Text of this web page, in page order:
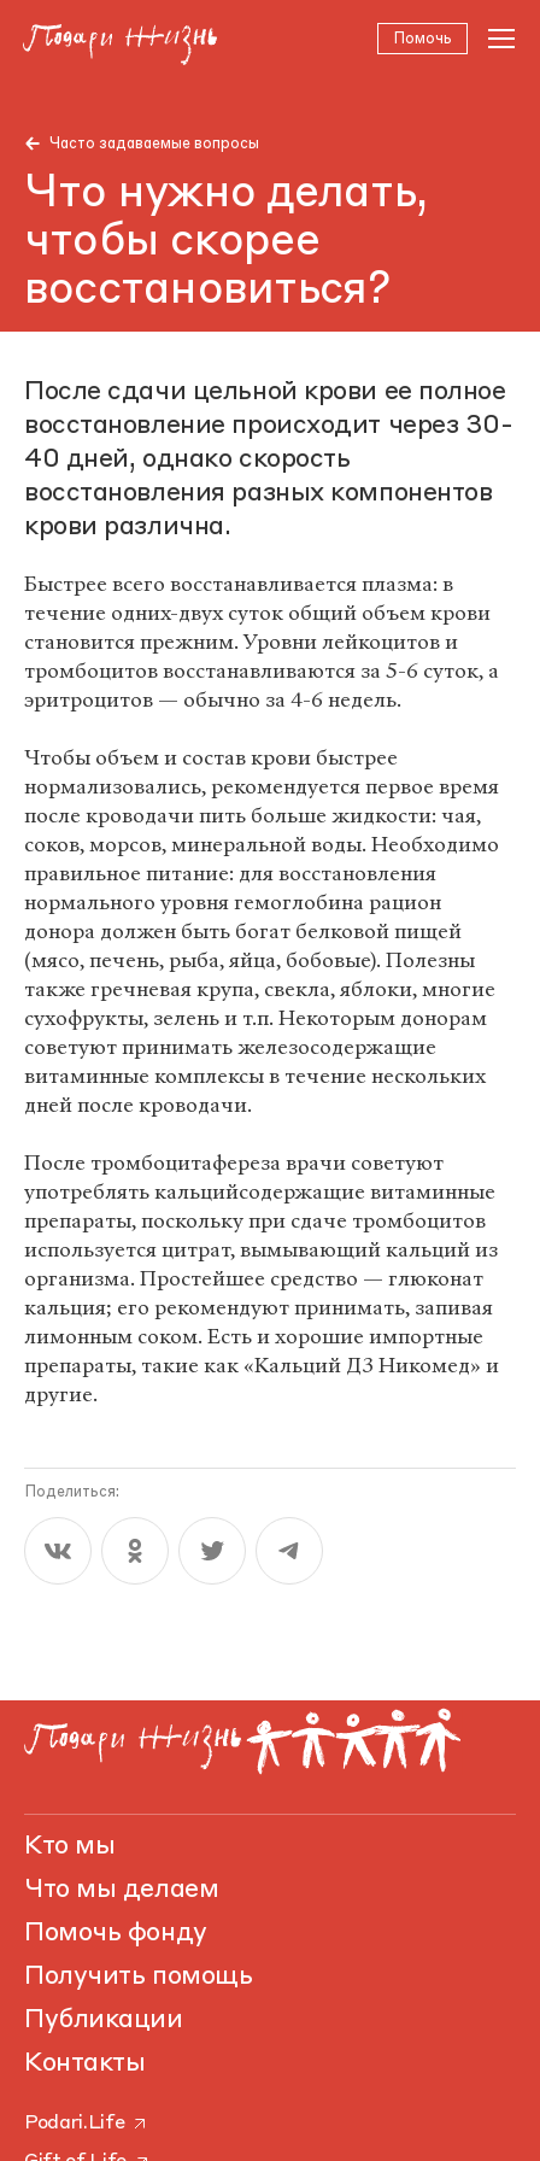
Помочь
Часто задаваемые вопросы
Что нужно делать,
чтобы скорее
восстановиться?
После сдачи цельной крови ее полное
восстановление происходит через 30-
40 дней, однако скорость
восстановления разных компонентов
крови различна.
Быстрее всего восстанавливается плазма: в
течение одних-двух суток общий объем крови
становится прежним. Уровни лейкоцитов и
тромбоцитов восстанавливаются за 5-6 суток, а
эритроцитов — обычно за 4-6 недель.
Чтобы объем и состав крови быстрее
нормализовались, рекомендуется первое время
после кроводачи пить больше жидкости: чая,
соков, морсов, минеральной воды. Необходимо
правильное питание: для восстановления
нормального уровня гемоглобина рацион
донора должен быть богат белковой пищей
(мясо, печень, рыба, яйца, бобовые). Полезны
также гречневая крупа, свекла, яблоки, многие
сухофрукты, зелень и т.п. Некоторым донорам
советуют принимать железосодержащие
витаминные комплексы в течение нескольких
дней после кроводачи.
После тромбоцитафереза врачи советуют
употреблять кальцийсодержащие витаминные
препараты, поскольку при сдаче тромбоцитов
используется цитрат, вымывающий кальций из
организма. Простейшее средство — глюконат
кальция; его рекомендуют принимать, запивая
лимонным соком. Есть и хорошие импортные
препараты, такие как «Кальций Д3 Никомед» и
другие.
Поделиться:
Кто мы
Что мы делаем
Помочь фонду
Получить помощь
Публикации
Контакты
Podari.Life